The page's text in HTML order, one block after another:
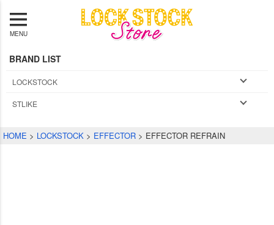
MENU
BRAND LIST
LOCKSTOCK
STLIKE
HOME LOCKSTOCK EFFECTOR EFFECTOR REFRAIN